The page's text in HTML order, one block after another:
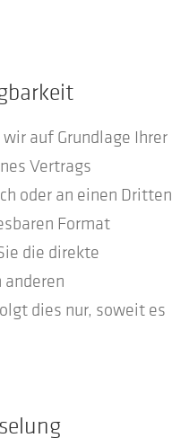
auf Grundlage Ihrer
Vertrags
oder an einen Dritten
Format
die direkte
anderen
dies nur, soweit es